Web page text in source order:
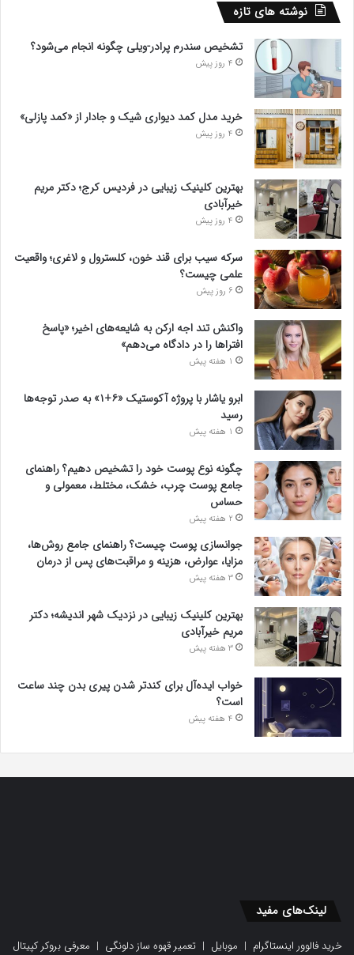
نوشته های تازه
تشخیص سندرم پرادر-ویلی چگونه انجام می‌شود؟
4 روز پیش
خرید مدل کمد دیواری شیک و جادار از «کمد پازلی»
4 روز پیش
بهترین کلینیک زیبایی در فردیس کرج؛ دکتر مریم
خیرآبادی
4 روز پیش
سرکه سیب برای قند خون، کلسترول و لاغری؛ واقعیت
علمی چیست؟
6 روز پیش
واکنش تند اجه ارکن به شایعه‌های اخیر؛ «پاسخ
افتراها را در دادگاه می‌دهم»
1 هفته پیش
ابرو یاشار با پروژه آکوستیک «۶+۱» به صدر توجه‌ها
رسید
1 هفته پیش
چگونه نوع پوست خود را تشخیص دهیم؟ راهنمای
جامع پوست چرب، خشک، مختلط، معمولی و
حساس
2 هفته پیش
جوانسازی پوست چیست؟ راهنمای جامع روش‌ها،
مزایا، عوارض، هزینه و مراقبت‌های پس از درمان
3 هفته پیش
بهترین کلینیک زیبایی در نزدیک شهر اندیشه؛ دکتر
مریم خیرآبادی
3 هفته پیش
خواب ایده‌آل برای کندتر شدن پیری بدن چند ساعت
است؟
4 هفته پیش
لینک‌های مفید
خرید فالوور اینستاگرام | موبایل | تعمیر قهوه ساز دلونگی | معرفی بروکر کپیتال